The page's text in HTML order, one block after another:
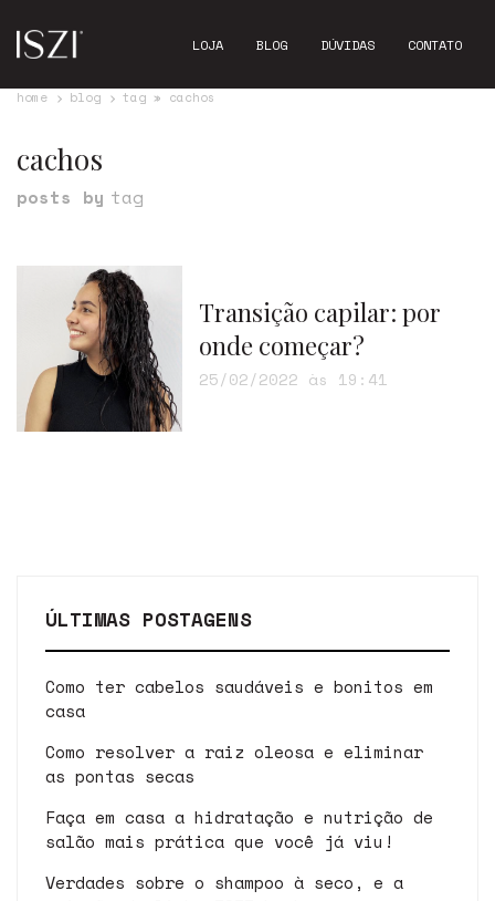
LOJA BLOG DÚVIDAS CONTATO
home blog tag » cachos
cachos
posts by tag
Transição capilar: por
onde começar?
25/02/2022 às 19:41
ÚLTIMAS POSTAGENS
Como ter cabelos saudáveis e bonitos em
casa
Como resolver a raiz oleosa e eliminar
as pontas secas
Faça em casa a hidratação e nutrição de
salão mais prática que você já viu!
Verdades sobre o shampoo à seco, e a